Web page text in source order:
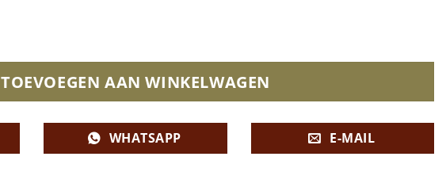
TOEVOEGEN AAN WINKELWAGEN
WHATSAPP E-MAIL